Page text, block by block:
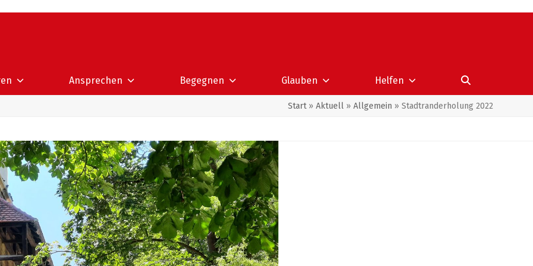
Ansprechen Begegnen Glauben Helfen
Start» Aktuell» Allgemein » Stadtranderholung 2022